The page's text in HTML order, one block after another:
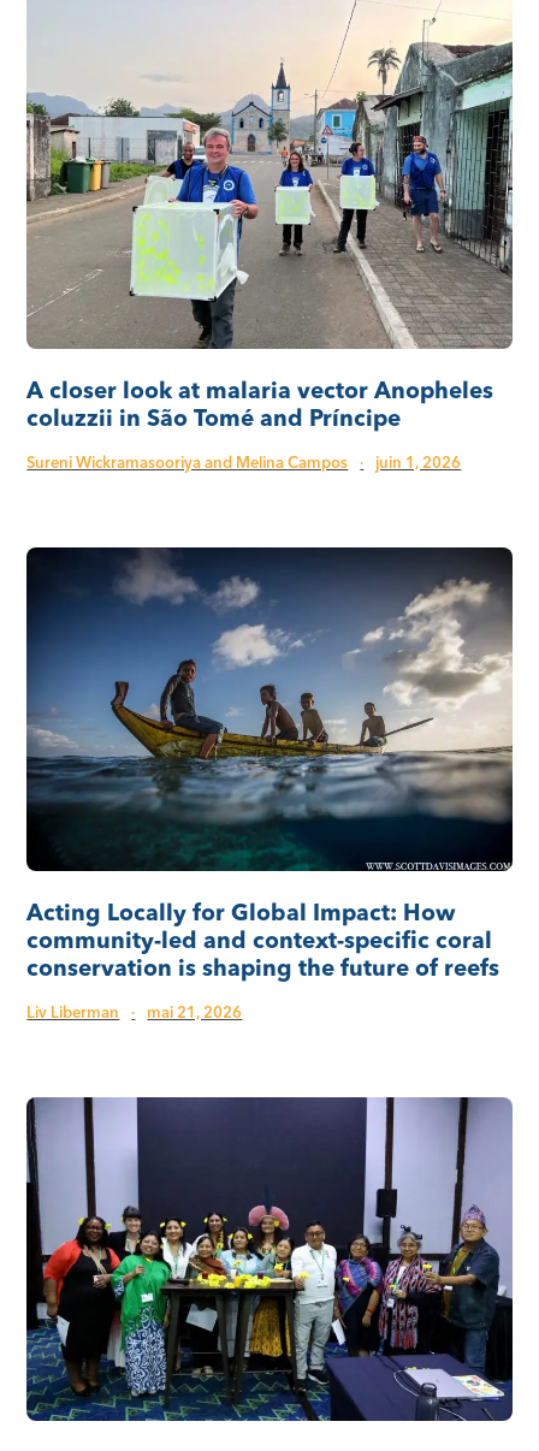
A closer look at malaria vector Anopheles
coluzzii in São Tomé and Príncipe
Sureni Wickramasooriya and Melina Campos · juin 1, 2026
Acting Locally for Global Impact: How
community-led and context-specific coral
conservation is shaping the future of reefs
Liv Liberman · mai 21, 2026